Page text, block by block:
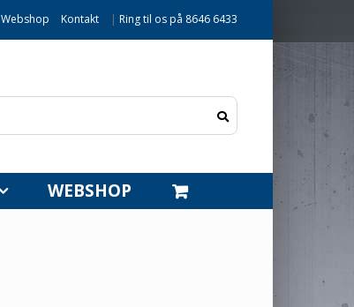
Webshop Kontakt | Ring til os på 8646 6433
WEBSHOP